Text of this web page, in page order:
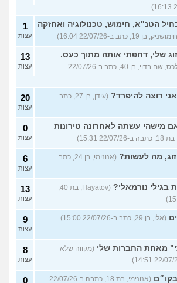
הטנ"א, חימוש, טכנולוגיה ואחזקה
בן 19, כתב ב-22/07/26 16:04)
1
עצות
שלי, דחפתי אותה מתוך כעס.
(אלכס, שם בדוי, בן 40, כתב ב-22/07/26
13
עצות
רוצה להיפרד?
(עידן, בן 27, כתב
20
עצות
מישהי עשתה לאחרונה טירונות
26 15:31)
0
עצות
מה לעשות?
(אנונימי, בן 24, כתב
6
עצות
בגילי נורמאלי? 13
עצות
(אלי, בן 29, כתב ב-22/07/26 15:00) 9
עצות
מאחת החברות שלי (מקווה שלא
8
עצות
(אנונימי, בת 18, כתבה ב-22/07/26
0